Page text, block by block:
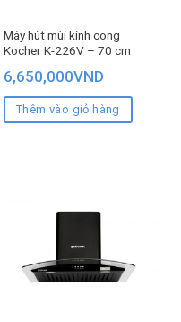
Máy hút mùi kính cong
Kocher K-226V – 70 cm
6,650,000VND
Thêm vào giỏ hàng